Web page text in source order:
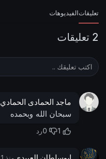
تعليقات الفيديوهات
2 تعليقات
ماجد الحمادى الحمادي
سبحان الله وبحمده
1
0رد